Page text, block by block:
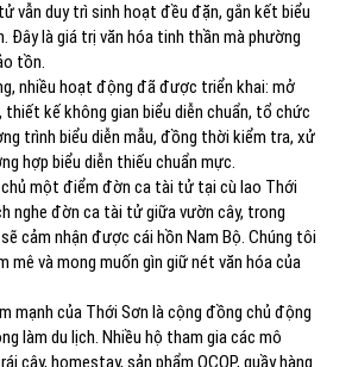
vẫn duy trì sinh hoạt đều đặn, gắn kết biểu
Đây là giá trị văn hóa tinh thần mà phường
tồn.
nhiều hoạt động đã được triển khai: mở
kế không gian biểu diễn chuẩn, tổ chức
trình biểu diễn mẫu, đồng thời kiểm tra, xử
hợp biểu diễn thiếu chuẩn mực.
chủ một điểm đờn ca tài tử tại cù lao Thới
nghe đờn ca tài tử giữa vườn cây, trong
cảm nhận được cái hồn Nam Bộ. Chúng tôi
mê và mong muốn gìn giữ nét văn hóa của
mạnh của Thới Sơn là cộng đồng chủ động
làm du lịch. Nhiều hộ tham gia các mô
cây, homestay, sản phẩm OCOP, quầy hàng